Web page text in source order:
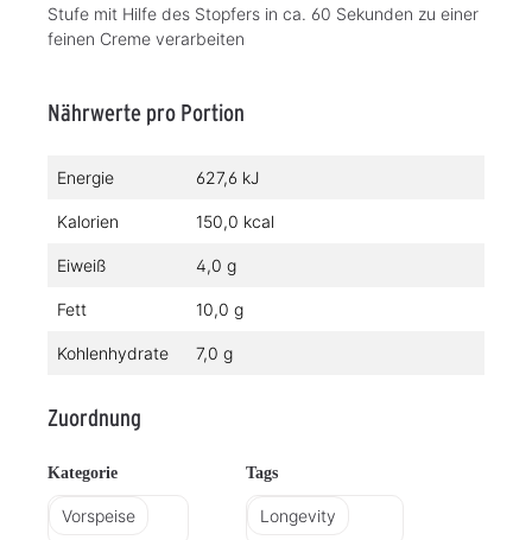
Stufe mit Hilfe des Stopfers in ca. 60 Sekunden zu einer
feinen Creme verarbeiten
Nährwerte pro Portion
Energie 627,6 kJ
Kalorien 150,0 kcal
Eiweiß 4,0 g
Fett 10,0 g
Kohlenhydrate 7,0 g
Zuordnung
Kategorie
Vorspeise
Tags
Longevity